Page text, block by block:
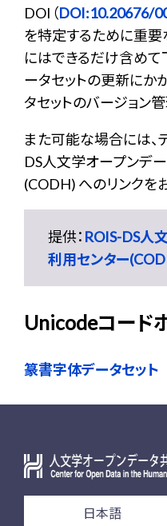
DOI（DOI:10.20676/
を特定するために重要
にはできるだけ含めて
ータセットの更新にか
タセットのバージョン
また可能な場合には、
DS人文学オープンデ
(CODH) へのリンクを
提供： ROIS-DS人
利用センター
Unicodeコード
篆書字体データセット
日本語